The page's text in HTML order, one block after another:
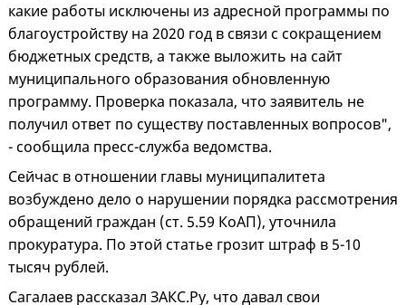
какие работы исключены из адресной программы по
благоустройству на 2020 год в связи с сокращением
бюджетных средств, а также выложить на сайт
муниципального образования обновленную
программу. Проверка показала, что заявитель не
получил ответ по существу поставленных вопросов",
- сообщила пресс-служба ведомства.
Сейчас в отношении главы муниципалитета
возбуждено дело о нарушении порядка рассмотрения
обращений граждан (ст. 5.59 КоАП), уточнила
прокуратура. По этой статье грозит штраф в 5-10
тысяч рублей.
Сагалаев рассказал ЗАКС.Ру, что давал свои